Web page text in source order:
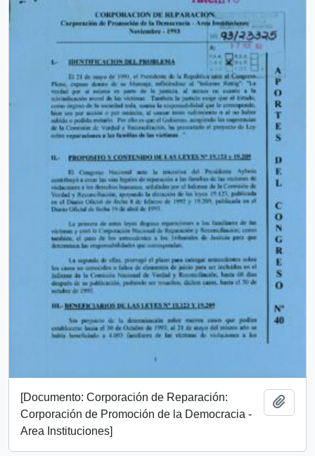
[Documento: Corporación de Reparación:
Corporación de Promoción de la Democracia -
Area Instituciones]